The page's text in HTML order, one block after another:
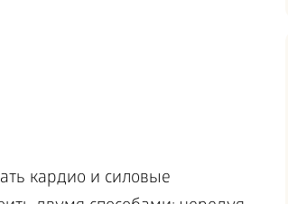
кардио и силовые